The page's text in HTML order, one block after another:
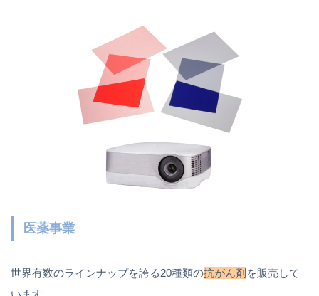
医薬事業
世界有数のラインナップを誇る20種類の抗がん剤 を販売して